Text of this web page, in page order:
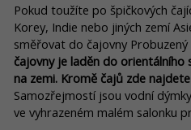
Pokud toužíte po špičkových
Korey, Indie nebo jiných zemí
směřovat do čajovny Probuzený
čajovny je laděn do orientálního
na zemi. Kromě čajů zde
Samozřejmostí jsou vodní
ve vyhrazeném malém salonku